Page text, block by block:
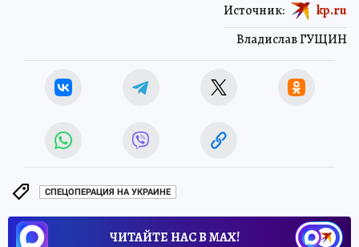
Владислав ГУЩИН
Источник: kp.ru
СПЕЦОПЕРАЦИЯ НА УКРАИНЕ
ЧИТАЙТЕ НАС В МАХ!